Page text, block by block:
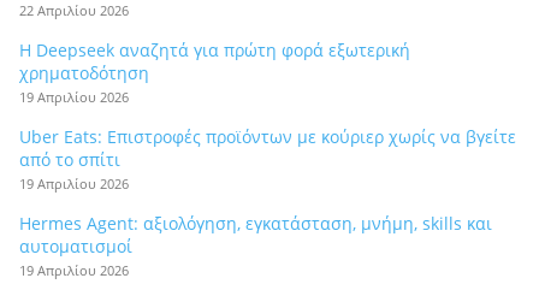
22 Απριλίου 2026
Η Deepseek αναζητά για πρώτη φορά εξωτερική
χρηματοδότηση
19 Απριλίου 2026
Uber Eats: Επιστροφές προϊόντων με κούριερ χωρίς να βγείτε
από το σπίτι
19 Απριλίου 2026
Hermes Agent: αξιολόγηση, εγκατάσταση, μνήμη, skills και
αυτοματισμοί
19 Απριλίου 2026